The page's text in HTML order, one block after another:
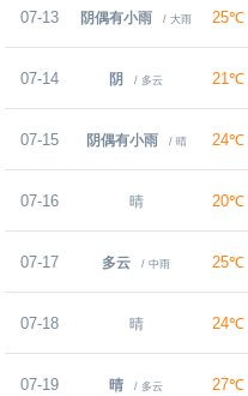
07-13 阴偶有小雨 / 大雨 25℃
07-14 阴 / 多云 21℃
07-15 阴偶有小雨 / 晴 24℃
07-16 晴 20℃
07-17 多云 / 中雨 25℃
07-18 晴 24℃
07-19 晴 / 多云 27℃